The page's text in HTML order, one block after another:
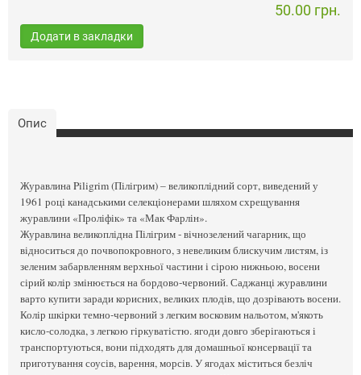
50.00 грн.
Додати в закладки
Опис
Журавлина Piligrim (Пілігрим) – великоплідний сорт, виведений у
1961 році канадськими селекціонерами шляхом схрещування
журавлини «Проліфік» та «Мак Фарлін».
Журавлина великоплідна Пілігрим - вічнозелений чагарник, що
відноситься до почвопокровного, з невеликим блискучим листям, із
зеленим забарвленням верхньої частини і сірою нижньою, восени
сірий колір змінюється на бордово-червоний. Саджанці журавлини
варто купити заради корисних, великих плодів, що дозрівають восени.
Колір шкірки темно-червоний з легким восковим нальотом, м'якоть
кисло-солодка, з легкою гіркуватістю. ягоди довго зберігаються і
транспортуються, вони підходять для домашньої консервації та
приготування соусів, варення, морсів. У ягодах міститься безліч